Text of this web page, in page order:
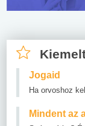
Jogaid
Ha orvoshoz
Mindent az